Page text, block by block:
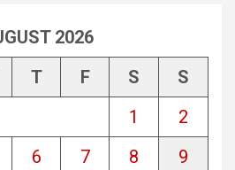
2026
T F S
S
1
2
6 7 8
9